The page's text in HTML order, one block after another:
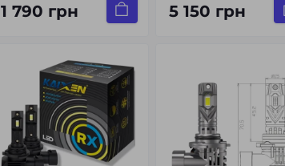
1 790 грн 5 150 грн